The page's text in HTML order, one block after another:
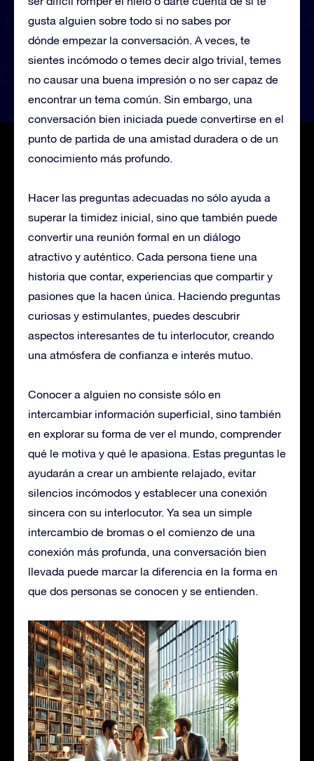
gusta alguien sobre todo si no sabes por
dónde empezar la conversación. A veces, te
sientes incómodo o temes decir algo trivial, temes
no causar una buena impresión o no ser capaz de
encontrar un tema común. Sin embargo, una
conversación bien iniciada puede convertirse en el
punto de partida de una amistad duradera o de un
conocimiento más profundo.
Hacer las preguntas adecuadas no sólo ayuda a
superar la timidez inicial, sino que también puede
convertir una reunión formal en un diálogo
atractivo y auténtico. Cada persona tiene una
historia que contar, experiencias que compartir y
pasiones que la hacen única. Haciendo preguntas
curiosas y estimulantes, puedes descubrir
aspectos interesantes de tu interlocutor, creando
una atmósfera de confianza e interés mutuo.
Conocer a alguien no consiste sólo en
intercambiar información superficial, sino también
en explorar su forma de ver el mundo, comprender
qué le motiva y qué le apasiona. Estas preguntas le
ayudarán a crear un ambiente relajado, evitar
silencios incómodos y establecer una conexión
sincera con su interlocutor. Ya sea un simple
intercambio de bromas o el comienzo de una
conexión más profunda, una conversación bien
llevada puede marcar la diferencia en la forma en
que dos personas se conocen y se entienden.